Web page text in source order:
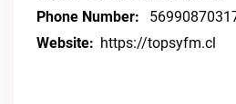
Phone Number:
Website: https://topsyfm.cl